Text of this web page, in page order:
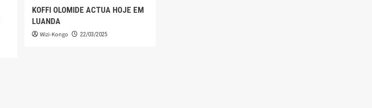
KOFFI OLOMIDE ACTUA HOJE EM
LUANDA
Wizi-Kongo 22/03/2025